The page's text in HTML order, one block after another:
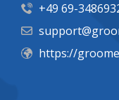
+49 69-
https://